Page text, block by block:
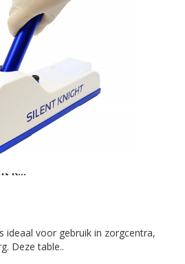
K...
ideaal voor gebruik in zorgcentra,
Deze table..